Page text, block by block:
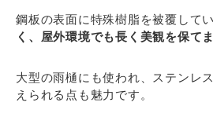
鋼板の表面に特殊樹脂を被覆してい
く、屋外環境でも長く美観を保てま
大型の雨樋にも使われ、ステンレ
えられる点も魅力です。